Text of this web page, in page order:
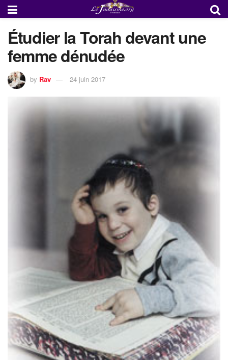
Étudier la Torah devant une
femme dénudée
by Rav 24 juin 2017